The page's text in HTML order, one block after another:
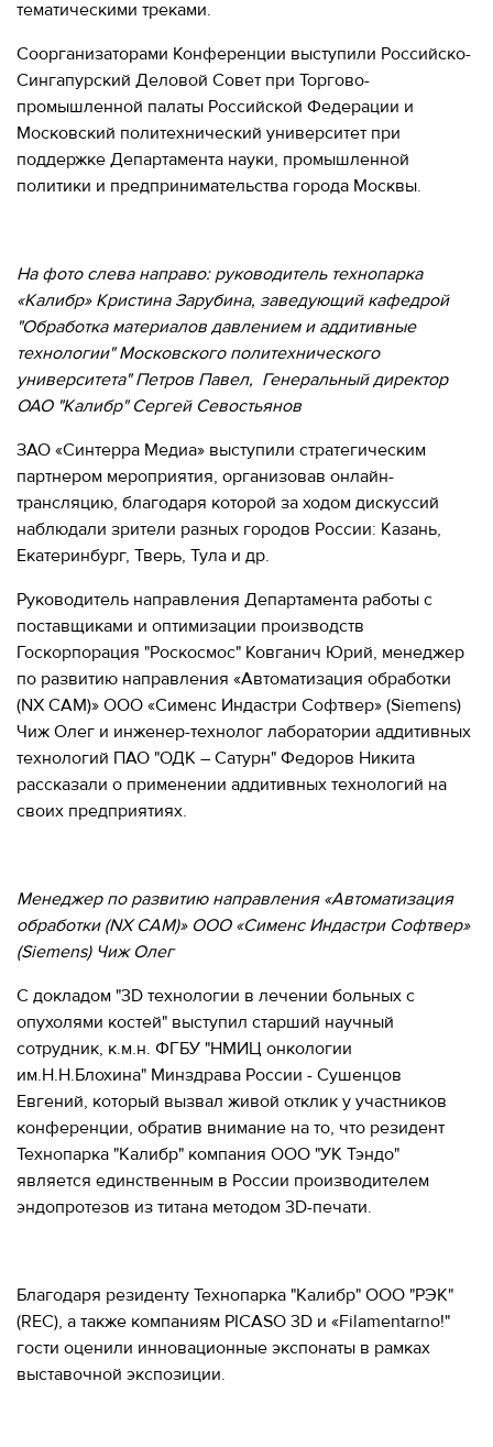
тематическими треками.
Соорганизаторами Конференции выступили Российско-
Сингапурский Деловой Совет при Торгово-
промышленной палаты Российской Федерации и
Московский политехнический университет при
поддержке Департамента науки, промышленной
политики и предпринимательства города Москвы.
На фото слева направо: руководитель технопарка
«Калибр» Кристина Зарубина, заведующий кафедрой
"Обработка материалов давлением и аддитивные
технологии" Московского политехнического
университета" Петров Павел, Генеральный директор
ОАО "Калибр" Сергей Севостьянов
ЗАО «Синтерра Медиа» выступили стратегическим
партнером мероприятия, организовав онлайн-
трансляцию, благодаря которой за ходом дискуссий
наблюдали зрители разных городов России: Казань,
Екатеринбург, Тверь, Тула и др.
Руководитель направления Департамента работы с
поставщиками и оптимизации производств
Госкорпорация "Роскосмос" Ковганич Юрий, менеджер
по развитию направления «Автоматизация обработки
(NX CAM)» ООО «Сименс Индастри Софтвер» (Siemens)
Чиж Олег и инженер-технолог лаборатории аддитивных
технологий ПАО "ОДК – Сатурн" Федоров Никита
рассказали о применении аддитивных технологий на
своих предприятиях.
Менеджер по развитию направления «Автоматизация
обработки (NX CAM)» ООО «Сименс Индастри Софтвер»
(Siemens) Чиж Олег
С докладом "3D технологии в лечении больных с
опухолями костей" выступил старший научный
сотрудник, к.м.н. ФГБУ "НМИЦ онкологии
им.Н.Н.Блохина" Минздрава России - Сушенцов
Евгений, который вызвал живой отклик у участников
конференции, обратив внимание на то, что резидент
Технопарка "Калибр" компания ООО "УК Тэндо"
является единственным в России производителем
эндопротезов из титана методом 3D-печати.
Благодаря резиденту Технопарка "Калибр" ООО "РЭК"
(REC), а также компаниям PICASO 3D и «Filamentarno!"
гости оценили инновационные экспонаты в рамках
выставочной экспозиции.